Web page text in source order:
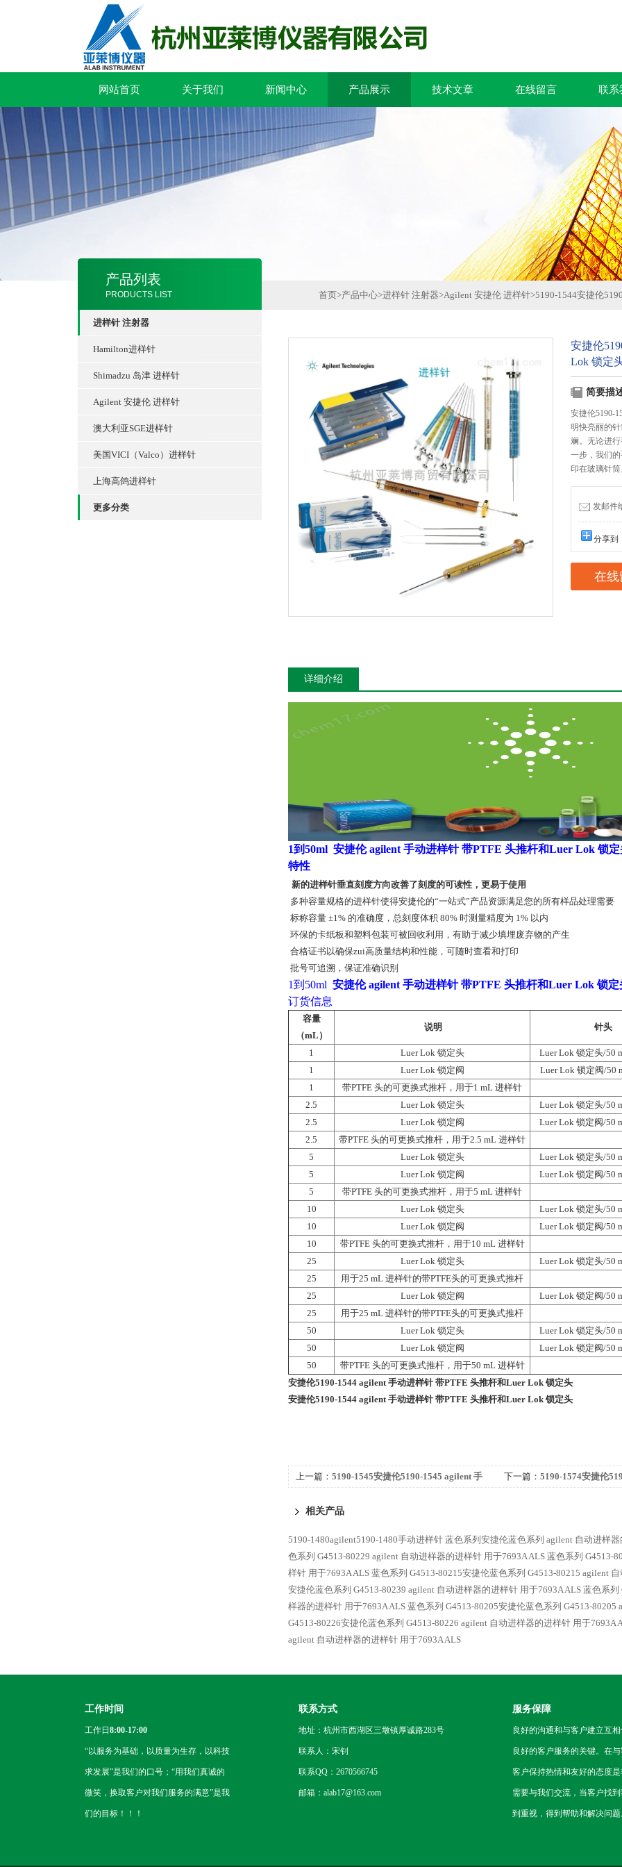
网站首页 关于我们 新闻中心 产品展示 技术文章 在线留言 联系
产品列表
PRODUCTS LIST
进样针 注射器
Hamilton进样针
Shimadzu 岛津 进样针
Agilent 安捷伦 进样针
澳大利亚SGE进样针
美国VICI（Valco）进样针
上海高鸽进样针
更多分类
首页>产品中心>进样针 注射器>Agilent 安捷伦 进样针>5190-1544安捷伦
安捷伦
Lok 锁定
简要描
安捷伦5190-
明快亮丽的
斓。无论进
一步，我们
印在玻璃针
发邮件
分享到
在线
详细介绍
1到50ml 安捷伦 agilent 手动进样针 带PTFE 头推杆和Luer Lok 锁定
特性
新的进样针垂直刻度方向改善了刻度的可读性，更易于使用
多种容量规格的进样针使得安捷伦的“一站式”产品资源满足您的所有样品处理需要
标称容量 ±1% 的准确度，总刻度体积 80% 时测量精度为 1% 以内
环保的卡纸板和塑料包装可被回收利用，有助于减少填埋废弃物的产生
合格证书以确保zui高质量结构和性能，可随时查看和打印
批号可追溯，保证准确识别
1到50ml 安捷伦 agilent 手动进样针 带PTFE 头推杆和Luer Lok 锁定
订货信息
容量
（mL）
说明 针头
1 Luer Lok 锁定头
Luer Lok 锁定头/50
1
Luer Lok 锁定阀
Luer Lok 锁定阀/50
1
带PTFE 头的可更换式推杆，用于1 mL 进样针
2.5
Luer Lok 锁定头
Luer Lok 锁定头/50
2.5
Luer Lok 锁定阀
Luer Lok 锁定阀/50
2.5
带PTFE 头的可更换式推杆，用于2.5 mL 进样针
5
Luer Lok 锁定头
Luer Lok 锁定头/50
5
Luer Lok 锁定阀
Luer Lok 锁定阀/50
5
带PTFE 头的可更换式推杆，用于5 mL 进样针
10
Luer Lok 锁定头
Luer Lok 锁定头/50
10
Luer Lok 锁定阀
Luer Lok 锁定阀/50
10
带PTFE 头的可更换式推杆，用于10 mL 进样针
25
Luer Lok 锁定头
Luer Lok 锁定头/50
25
用于25 mL 进样针的带PTFE头的可更换式推杆
25
Luer Lok 锁定阀
Luer Lok 锁定阀/50
25
用于25 mL 进样针的带PTFE头的可更换式推杆
50
Luer Lok 锁定头
Luer Lok 锁定头/50
50
Luer Lok 锁定阀
Luer Lok 锁定阀/50
50
带PTFE 头的可更换式推杆，用于50 mL 进样针
安捷伦5190-1544 agilent 手动进样针 带PTFE 头推杆和Luer Lok 锁定头
安捷伦5190-1544 agilent 手动进样针 带PTFE 头推杆和Luer Lok 锁定头
上一篇： 5190-1545安捷伦5190-1545 agilent 手
下一篇： 5190-1574安捷伦
相关产品
5190-1480agilent5190-1480手动进样针 蓝色系列安捷伦蓝色系列 agilent 自动进样
色系列 G4513-80229 agilent 自动进样器的进样针 用于7693A ALS 蓝色系列 G4513-
样针 用于7693A ALS 蓝色系列 G4513-80215安捷伦蓝色系列 G4513-80215 agilent
安捷伦蓝色系列 G4513-80239 agilent 自动进样器的进样针 用于7693A ALS 蓝色系列
样器的进样针 用于7693A ALS 蓝色系列 G4513-80205安捷伦蓝色系列 G4513-
G4513-80226安捷伦蓝色系列 G4513-80226 agilent 自动进样器的进样针 用于7693A
agilent 自动进样器的进样针 用于7693A ALS
工作时间
工作日 8:00-17:00
“以服务为基础，以质量为生存，以科技
求发展”是我们的口号；“用我们真诚的
微笑，换取客户对我们服务的满意”是我
们的目标！！！
联系方式
地址：杭州市西湖区三墩镇厚诚路283号
联系人：宋钊
联系QQ：2670566745
邮箱：alab17@163.com
服务保障
良好的沟通和与客户建立互
良好的客户服务的关键。在
客户保持热情和友好的态度
需要与我们交流，当客户找
到重视，得到帮助和解决问